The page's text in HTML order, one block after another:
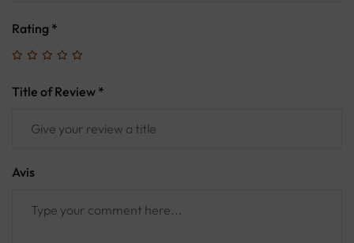
Rating *
Title of Review *
Avis